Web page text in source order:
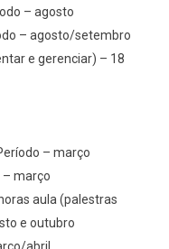
– agosto
– agosto/setembro
e gerenciar) – 18
– março
– março
aula (palestras
e outubro